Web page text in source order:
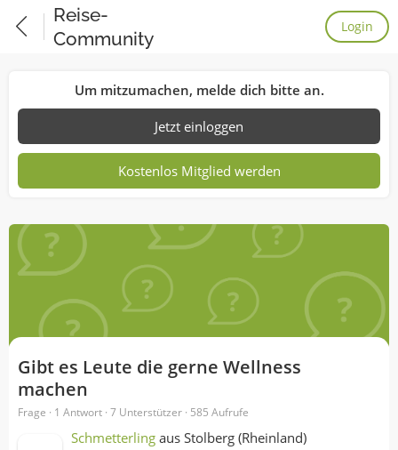
Reise-
Community
Login
Um mitzumachen, melde dich bitte an.
Jetzt einloggen
Kostenlos Mitglied werden
Gibt es Leute die gerne Wellness
machen
Frage · 1 Antwort · 7 Unterstützer · 585 Aufrufe
Schmetterling aus Stolberg (Rheinland)